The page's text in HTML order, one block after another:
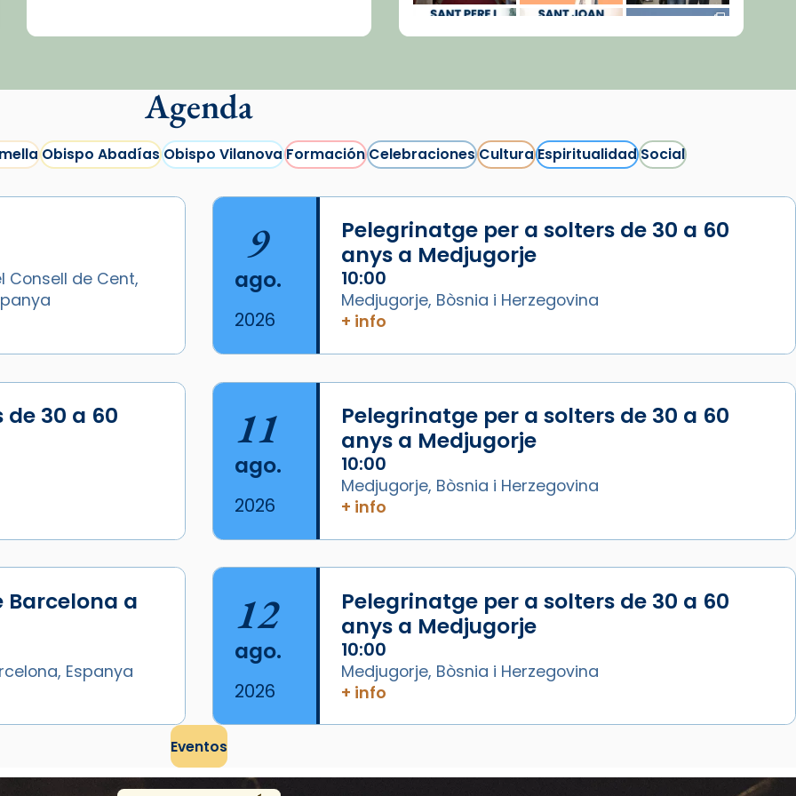
Cargar más...
Agenda
Obispo AbadíasObispo VilanovaFormaciónCelebracionesCulturaEspiritualidadSocial
Consell de Cent,
9
ago.
2026
Pelegrinatge per a solters de 30 a 60
anys a Medjugorje
10:00
Medjugorje, Bòsnia i Herzegovina
+ info
30 a 60
11
ago.
2026
Pelegrinatge per a solters de 30 a 60
anys a Medjugorje
10:00
Medjugorje, Bòsnia i Herzegovina
+ info
Barcelona a
Espanya
12
ago.
2026
Pelegrinatge per a solters de 30 a 60
anys a Medjugorje
10:00
Medjugorje, Bòsnia i Herzegovina
+ info
Eventos